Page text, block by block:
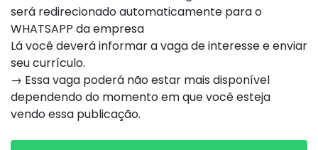
será redirecionado automaticamente para o
WHATSAPP da empresa
Lá você deverá informar a vaga de interesse e enviar
seu currículo.
→ Essa vaga poderá não estar mais disponível
dependendo do momento em que você esteja
vendo essa publicação.